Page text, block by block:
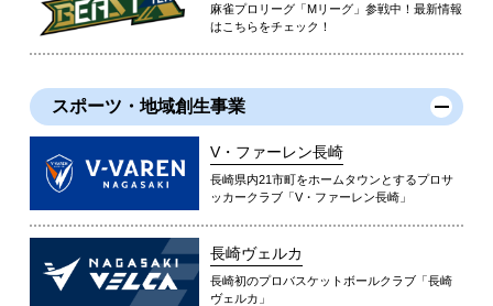
麻雀プロリーグ「Mリーグ」参戦中！最新情報
はこちらをチェック！
スポーツ・地域創生事業
V・ファーレン長崎
長崎県内21市町をホームタウンとするプロサ
ッカークラブ「V・ファーレン長崎」
長崎ヴェルカ
長崎初のプロバスケットボールクラブ「長崎
ヴェルカ」